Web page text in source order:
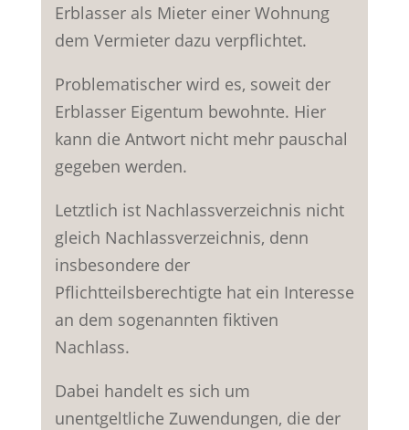
Erblasser als Mieter einer Wohnung
dem Vermieter dazu verpflichtet.
Problematischer wird es, soweit der
Erblasser Eigentum bewohnte. Hier
kann die Antwort nicht mehr pauschal
gegeben werden.
Letztlich ist Nachlassverzeichnis nicht
gleich Nachlassverzeichnis, denn
insbesondere der
Pflichtteilsberechtigte hat ein Interesse
an dem sogenannten fiktiven
Nachlass.
Dabei handelt es sich um
unentgeltliche Zuwendungen, die der